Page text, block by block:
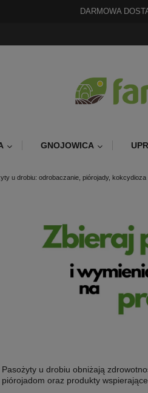
DARMOWA
GNOJOWICA
u drobiu: odrobaczanie, piórojady, kokcydioza
Pasożyty u drobiu obniżają
piórojadom oraz produkty